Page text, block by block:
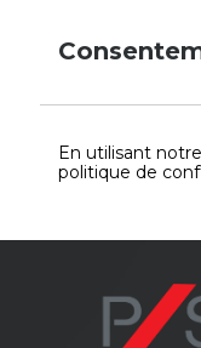
En utilisant
politique de